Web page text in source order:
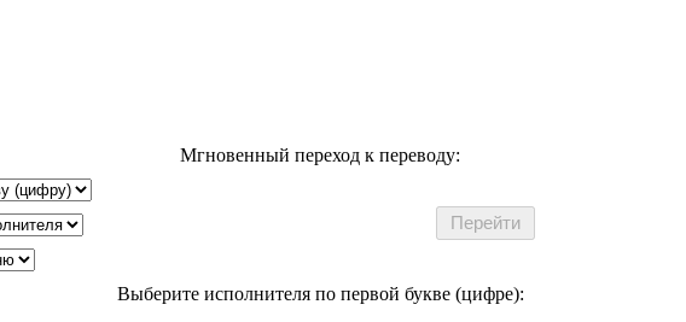
Мгновенный переход к переводу:
Выберите исполнителя по первой букве (цифре):